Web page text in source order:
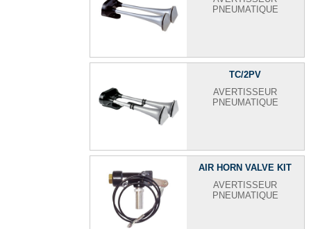
PNEUMATIQUE
TC/2PV
AVERTISSEUR
PNEUMATIQUE
AIR HORN VALVE KIT
AVERTISSEUR
PNEUMATIQUE